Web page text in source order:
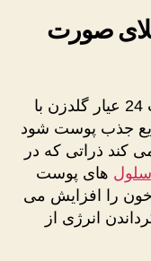
صورت
سرم ضد چین و چروک طلای صورت 24 عیار گلدزن با
جذب پوست شود
کند ذراتی که در
سلول های پوست
را افزایش می
انرژی از